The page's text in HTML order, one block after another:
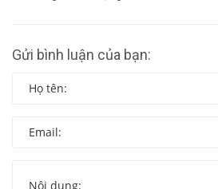
Gửi bình luận của bạn: